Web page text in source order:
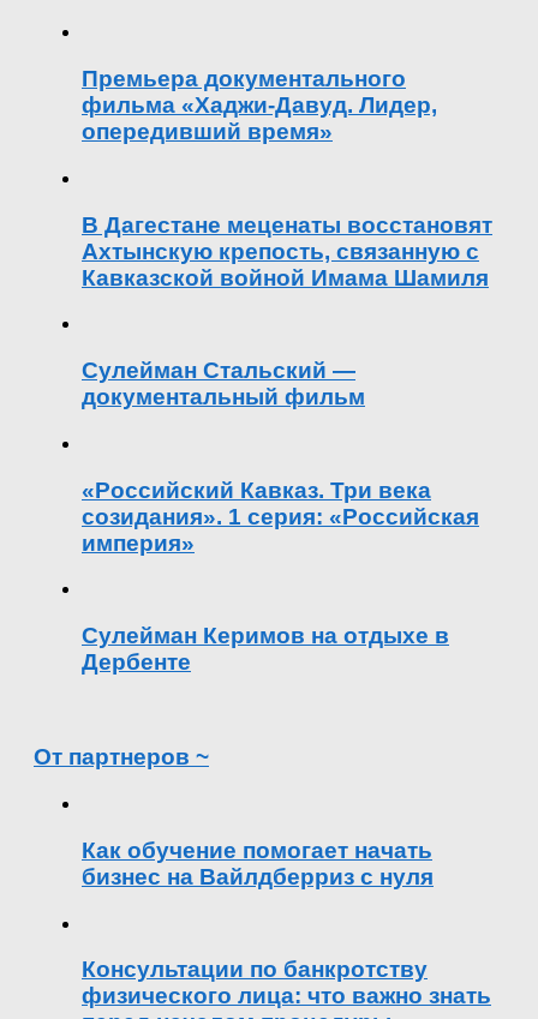
Премьера документального
фильма «Хаджи-Давуд. Лидер,
опередивший время»
В Дагестане меценаты восстановят
Ахтынскую крепость, связанную с
Кавказской войной Имама Шамиля
Сулейман Стальский —
документальный фильм
«Российский Кавказ. Три века
созидания». 1 серия: «Российская
империя»
Сулейман Керимов на отдыхе в
Дербенте
От партнеров ~
Как обучение помогает начать
бизнес на Вайлдберриз с нуля
Консультации по банкротству
физического лица: что важно знать